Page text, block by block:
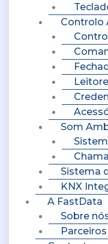
Controlo
Som
Sistema
KNX
A FastData
Sobre
Parceiros